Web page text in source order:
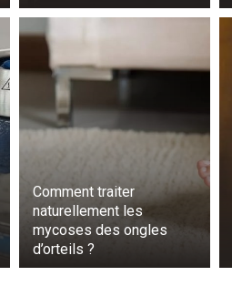
Comment traiter
naturellement les
mycoses des ongles
d’orteils ?